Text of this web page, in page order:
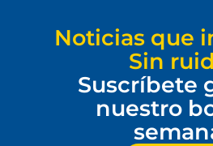
Noticias que
Sin
Suscríbete
nuestro